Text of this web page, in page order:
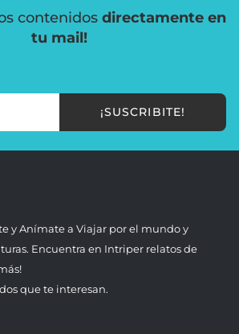
contenidos directamente en
tu mail!
¡SUSCRIBITE!
y Anímate a Viajar por el mundo y
Encuentra en Intriper relatos de
que te interesan.